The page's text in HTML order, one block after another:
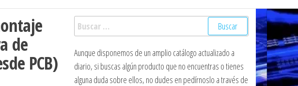
de
PCB)
Buscar:
Aunque disponemos de un amplio catálogo actualizado a
diario, si buscas algún producto que no encuentras o tienes
alguna duda sobre ellos, no dudes en pedírnoslo a través de